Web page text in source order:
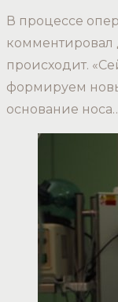
В процессе
комментировал
происходит.
формируем
основание